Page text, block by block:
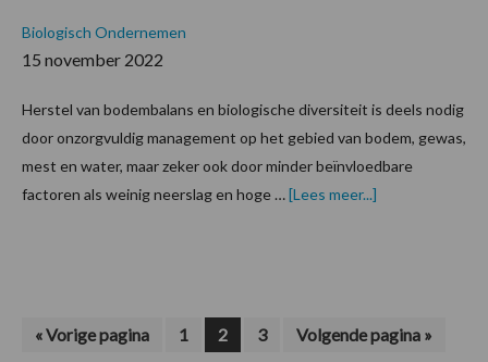
Biologisch Ondernemen
15 november 2022
Herstel van bodembalans en biologische diversiteit is deels nodig
door onzorgvuldig management op het gebied van bodem, gewas,
mest en water, maar zeker ook door minder beïnvloedbare
factoren als weinig neerslag en hoge …[Lees meer...]
«Ga
Vorige pagina Pagina
1 Pagina
2 Pagina
3
Ga
naar
Volgende pagina »